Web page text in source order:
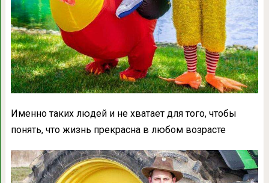
Именно таких людей и не хватает для того, чтобы
понять, что жизнь прекрасна в любом возрасте